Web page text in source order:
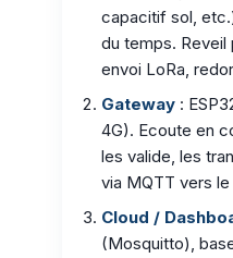
capacitif sol,
du temps. Reveil
envoi LoRa,
Gateway :
4G). Ecoute en
les valide, les
via MQTT vers
Cloud /
(Mosquitto),